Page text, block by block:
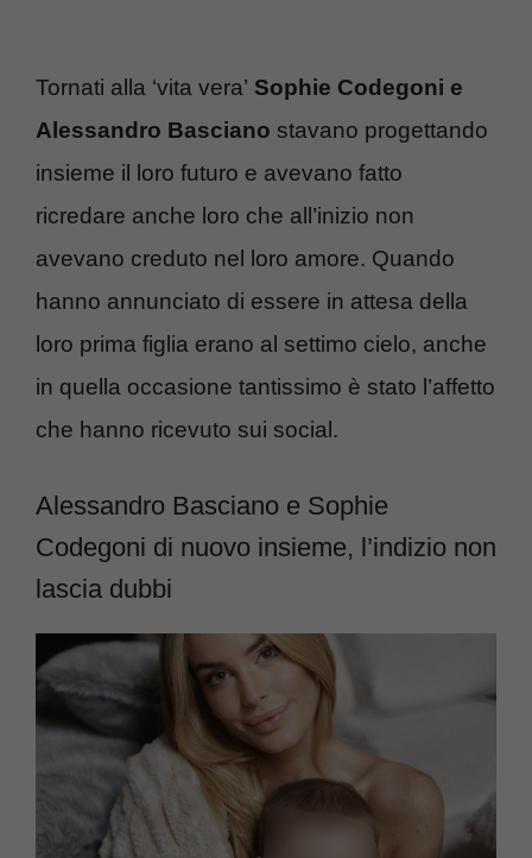
Tornati alla ‘vita vera’ Sophie Codegoni e
Alessandro Basciano stavano progettando
insieme il loro futuro e avevano fatto
ricredare anche loro che all’inizio non
avevano creduto nel loro amore. Quando
hanno annunciato di essere in attesa della
loro prima figlia erano al settimo cielo, anche
in quella occasione tantissimo è stato l’affetto
che hanno ricevuto sui social.
Alessandro Basciano e Sophie
Codegoni di nuovo insieme, l’indizio non
lascia dubbi